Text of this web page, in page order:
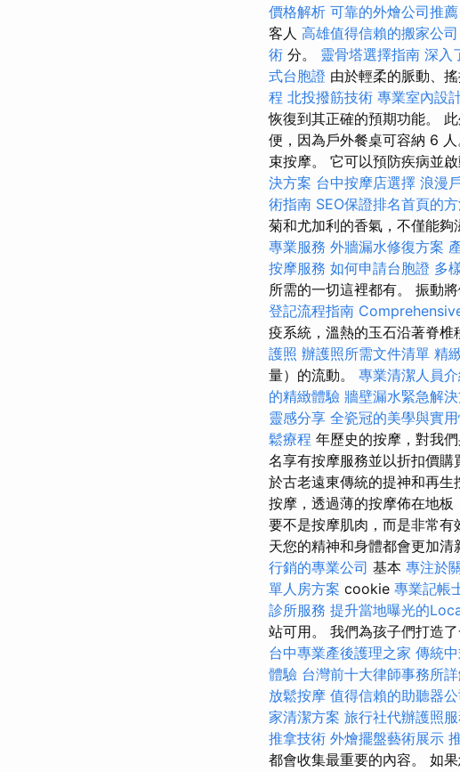
價格解析 可靠的外燴公司推薦
客人 高雄值得信賴的搬家公司
術 分。 靈骨塔選擇指南 深入
式台胞證 由於輕柔的脈動、
程 北投撥筋技術 專業室內設
恢復到其正確的預期功能。
便，因為戶外餐桌可容納 6
束按摩。 它可以預防疾病並
決方案 台中按摩店選擇 浪漫
術指南 SEO保證排名首頁的
菊和尤加利的香氣，不僅能夠
專業服務 外牆漏水修復方案
按摩服務 如何申請台胞證 多
所需的一切這裡都有。 振動
登記流程指南
疫系統，溫熱的玉石沿著脊椎
護照 辦護照所需文件清單 精
量）的流動。 專業清潔人員
的精緻體驗 牆壁漏水緊急解
靈感分享 全瓷冠的美學與實
鬆療程 年歷史的按摩，對我
名享有按摩服務並以折扣價購
於古老遠東傳統的提神和再生
按摩，透過薄的按摩佈在地板
要不是按摩肌肉，而是非常有
天您的精神和身體都會更加清
行銷的專業公司 基本 專注於
單人房方案 cookie 專業記帳
診所服務 提升當地曝光的
站可用。 我們為孩子們打造
台中專業產後護理之家 傳統
體驗 台灣前十大律師事務所
放鬆按摩 值得信賴的助聽器公
家清潔方案 旅行社代辦護照
推拿技術 外燴擺盤藝術展示
都會收集最重要的內容。 如